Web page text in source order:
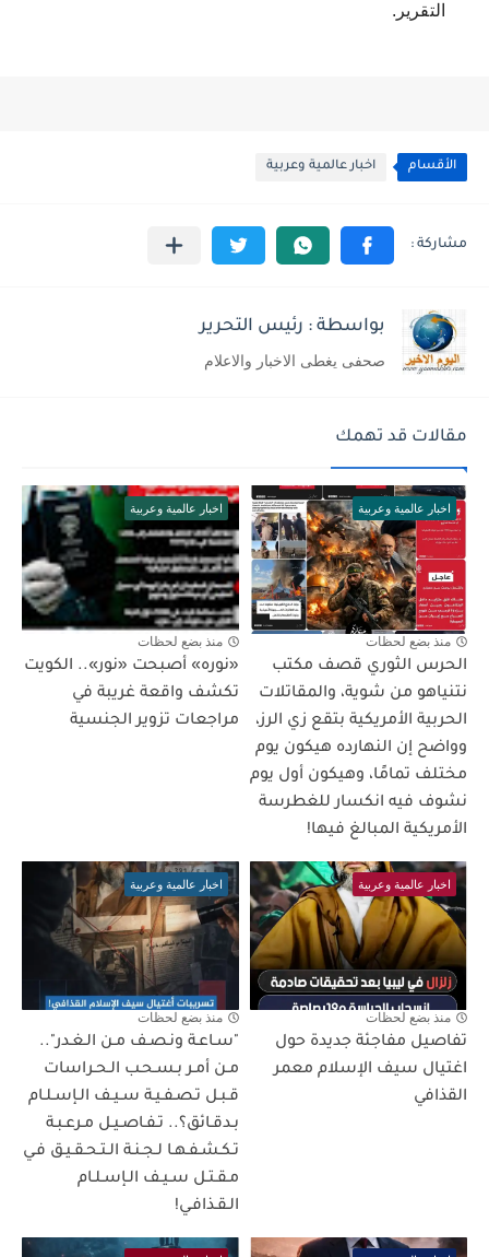
التقرير.
الأقسام اخبار عالمية وعربية
بواسطة : رئيس التحرير
صحفى يغطى الاخبار والاعلام
مقالات قد تهمك
اخبار عالمية وعربية
منذ بضع لحظات
الحرس الثوري قصف مكتب
نتنياهو من شوية، والمقاتلات
الحربية الأمريكية بتقع زي الرز،
وواضح إن النهارده هيكون يوم
مختلف تمامًا، وهيكون أول يوم
نشوف فيه انكسار للغطرسة
الأمريكية المبالغ فيها!
اخبار عالمية وعربية
منذ بضع لحظات
«نوره» أصبحت «نور».. الكويت
تكشف واقعة غريبة في
مراجعات تزوير الجنسية
اخبار عالمية وعربية
منذ بضع لحظات
تفاصيل مفاجئة جديدة حول
اغتيال سيف الإسلام معمر
القذافي
اخبار عالمية وعربية
منذ بضع لحظات
"سـاعـة ونـصـف مـن الـغـدر"..
مـن أمـر بـسـحـب الـحـراسات
قـبـل تـصـفـيـة سـيـف الـإسـلـام
بـدقـائق؟.. تـفـاصـيـل مـرعـبـة
تـكـشـفـهـا لـجـنـة الـتـحـقـيـق فـي
مـقـتـل سـيـف الـإسـلـام
الـقـذافـي!